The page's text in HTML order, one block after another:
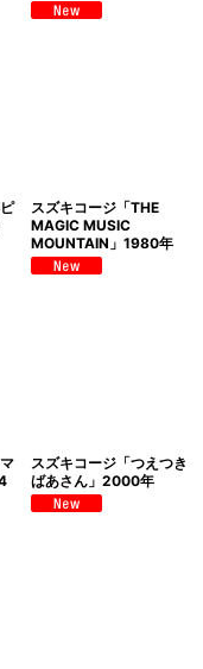
スズキコージ「THE
MAGIC MUSIC
MOUNTAIN」1980年
スズキコージ「つえつき
ばあさん」2000年